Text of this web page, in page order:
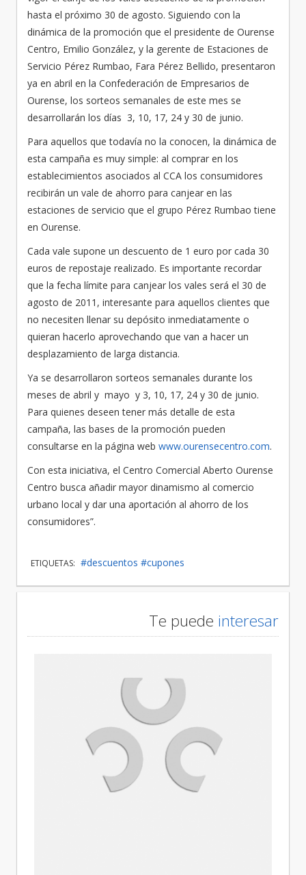
hasta el próximo 30 de agosto. Siguiendo con la
dinámica de la promoción que el presidente de Ourense
Centro, Emilio González, y la gerente de Estaciones de
Servicio Pérez Rumbao, Fara Pérez Bellido, presentaron
ya en abril en la Confederación de Empresarios de
Ourense, los sorteos semanales de este mes se
desarrollarán los días 3, 10, 17, 24 y 30 de junio.
Para aquellos que todavía no la conocen, la dinámica de
esta campaña es muy simple: al comprar en los
establecimientos asociados al CCA los consumidores
recibirán un vale de ahorro para canjear en las
estaciones de servicio que el grupo Pérez Rumbao tiene
en Ourense.
Cada vale supone un descuento de 1 euro por cada 30
euros de repostaje realizado. Es importante recordar
que la fecha límite para canjear los vales será el 30 de
agosto de 2011, interesante para aquellos clientes que
no necesiten llenar su depósito inmediatamente o
quieran hacerlo aprovechando que van a hacer un
desplazamiento de larga distancia.
Ya se desarrollaron sorteos semanales durante los
meses de abril y mayo y 3, 10, 17, 24 y 30 de junio.
Para quienes deseen tener más detalle de esta
campaña, las bases de la promoción pueden
consultarse en la página web www.ourensecentro.com.
Con esta iniciativa, el Centro Comercial Aberto Ourense
Centro busca añadir mayor dinamismo al comercio
urbano local y dar una aportación al ahorro de los
consumidores”.
ETIQUETAS: #descuentos #cupones
Te puede interesar